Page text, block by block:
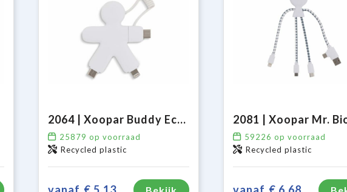
2064 | Xoopar Buddy Eco Charging Cable
25879 op voorraad
Recycled plastic
59226 op voorraad
Recycled plastic